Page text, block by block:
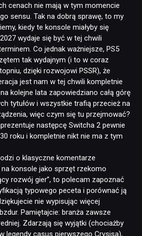
cenach nie mają w tym momencie
sensu. Tak na dobrą sprawę, to my
kiedy te konsole miałyby się
wydaje się być w tej chwili
Co jednak ważniejsze, PS5
tak wydajnym (i to w coraz
dzięki rozwojowi PSSR), że
jest nam w tej chwili kompletnie
kolejne lata zapowiedziano całą górę
tytułów i wszystkie trafią przecież na
więc czym się tu przejmować?
następcę Switcha 2 pewnie
roku i kompletnie nikt nie ma z tym
o klasyczne komentarze
konsole jako sprzęt rzekomo
rozwój gier”, to polecam zapoznać
typowego peceta i porównać ją
nie wypisując więcej
Pamiętajcie: branża zawsze
Zdarzają się wyjątki (chociażby
legendy casus pierwszego Crysisa),